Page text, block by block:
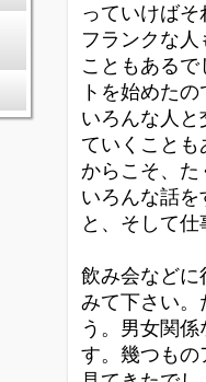
っていけば
フランクな
こともある
トを始めた
いろんな人
ていくこと
からこそ、た
いろんな話
と、そして
飲み会などに
みて下さい。
う。男女関
す。幾つもの